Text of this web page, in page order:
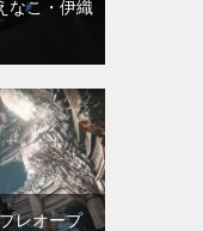
なこ・伊織
レオープ